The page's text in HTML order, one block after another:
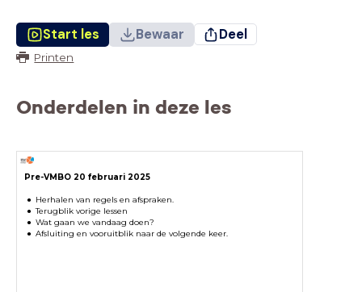
Start les Bewaar Deel
Printen
Onderdelen in deze les
Pre-VMBO 20 februari 2025
Herhalen van regels en afspraken.
Terugblik vorige lessen
Wat gaan we vandaag doen?
Afsluiting en vooruitblik naar de volgende keer.